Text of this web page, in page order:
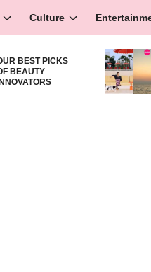
Culture
BEST PICKS
BEAUTY
INNOVATORS